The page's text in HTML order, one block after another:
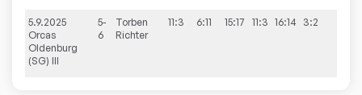
5.9.2025
Orcas
Oldenburg
(SG) III
5-
6
Torben
Richter
11:3 6:11 15:17 11:3 16:14 3:2